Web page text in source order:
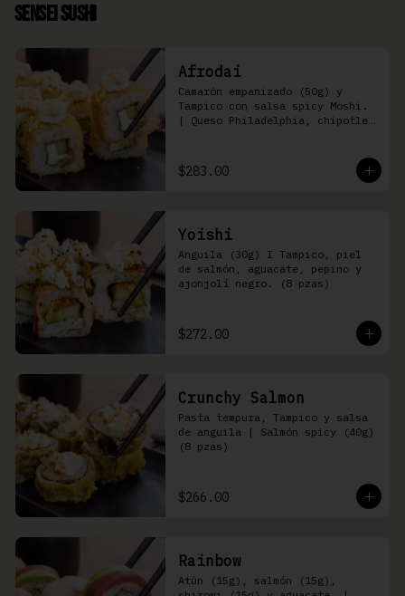
Sensei Sushi
Afrodai
Camarón empanizado (50g) y
Tampico con salsa spicy Moshi.
| Queso Philadelphia, chipotle,
$283.00
Yoishi
Anguila (30g) I Tampico, piel
de salmón, aguacate, pepino y
ajonjolí negro. (8 pzas)
$272.00
Crunchy Salmon
Pasta tempura, Tampico y salsa
de anguila | Salmón spicy (40g)
(8 pzas)
$266.00
Rainbow
Atún (15g), salmón (15g),